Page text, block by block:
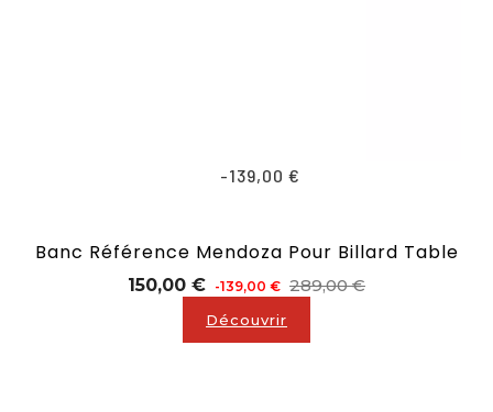
-139,00 €
Banc Référence Mendoza Pour Billard Table
150,00 € Prix
de
base
-139,00 € 289,00 €Prix
Découvrir